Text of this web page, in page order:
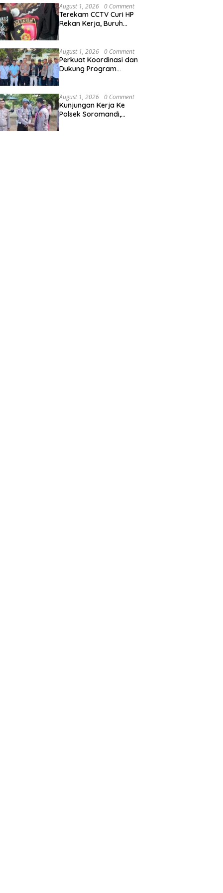
Wilayah Hukum Polres
Bima Kota
August 1, 2026 0 Comment
Terekam CCTV Curi HP
Rekan Kerja, Buruh
Polres Bima Kota
August 1, 2026 0 Comment
Perkuat Koordinasi dan
Dukung Program
Silaturahmi Bersama
Pemdes Nggembe
August 1, 2026 0 Comment
Kunjungan Kerja Ke
Polsek Soromandi,